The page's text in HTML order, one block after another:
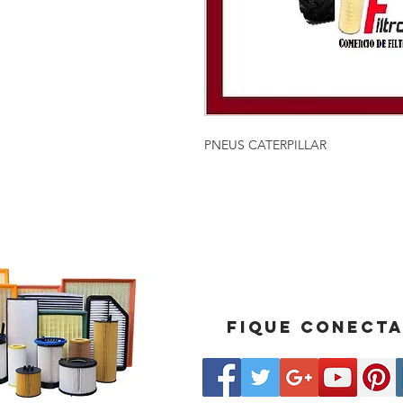
PNEUS CATERPILLAR
Fique